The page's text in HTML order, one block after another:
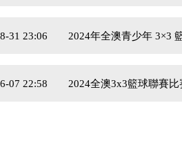
31 23:06 2024年全澳青少年 3×3
07 22:58 2024全澳3x3籃球聯賽比